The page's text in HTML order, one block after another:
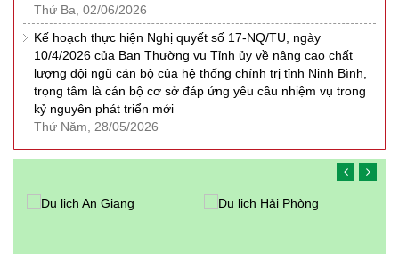
Thứ Ba, 02/06/2026
Kế hoạch thực hiện Nghị quyết số 17-NQ/TU, ngày
10/4/2026 của Ban Thường vụ Tỉnh ủy về nâng cao chất
lượng đội ngũ cán bộ của hệ thống chính trị tỉnh Ninh Bình,
trọng tâm là cán bộ cơ sở đáp ứng yêu cầu nhiệm vụ trong
kỷ nguyên phát triển mới
Thứ Năm, 28/05/2026